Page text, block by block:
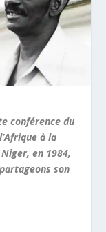
conférence du
à la
en 1984,
son